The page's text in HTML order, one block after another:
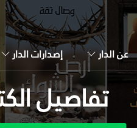
عن الدار إصدارات الدار
تفاصيل